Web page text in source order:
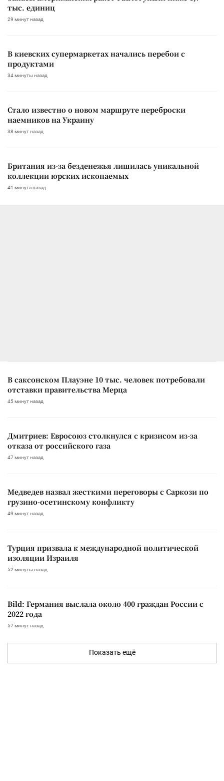
тыс. единиц
29 минут назад
В киевских супермаркетах начались перебои с
продуктами
34 минуты назад
Стало известно о новом маршруте переброски
наемников на Украину
38 минут назад
Британия из-за безденежья лишилась уникальной
коллекции юрских ископаемых
41 минута назад
В саксонском Плауэне 10 тыс. человек потребовали
отставки правительства Мерца
45 минут назад
Дмитриев: Евросоюз столкнулся с кризисом из-за
отказа от российского газа
47 минут назад
Медведев назвал жесткими переговоры с Саркози по
грузино-осетинскому конфликту
49 минут назад
Турция призвала к международной политической
изоляции Израиля
52 минуты назад
Bild: Германия выслала около 400 граждан России с
2022 года
57 минут назад
Показать ещё